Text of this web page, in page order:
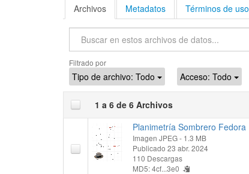
Archivos Metadatos Términos de uso
Filtrado por
Tipo de archivo: Todo Acceso: Todo
1 a 6 de 6 Archivos
Planimetría Sombrero Fedora
Imagen JPEG- 1.3 MB
Publicado 23 abr. 2024
110 Descargas
MD5: 4cf...3e0